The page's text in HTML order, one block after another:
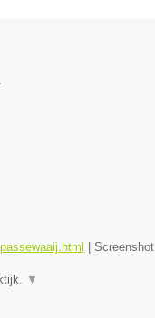
Screenshot
▼